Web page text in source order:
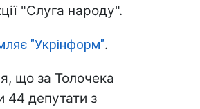
"Слуга народу".
"Укрінформ".
що за Толочека
44 депутати з